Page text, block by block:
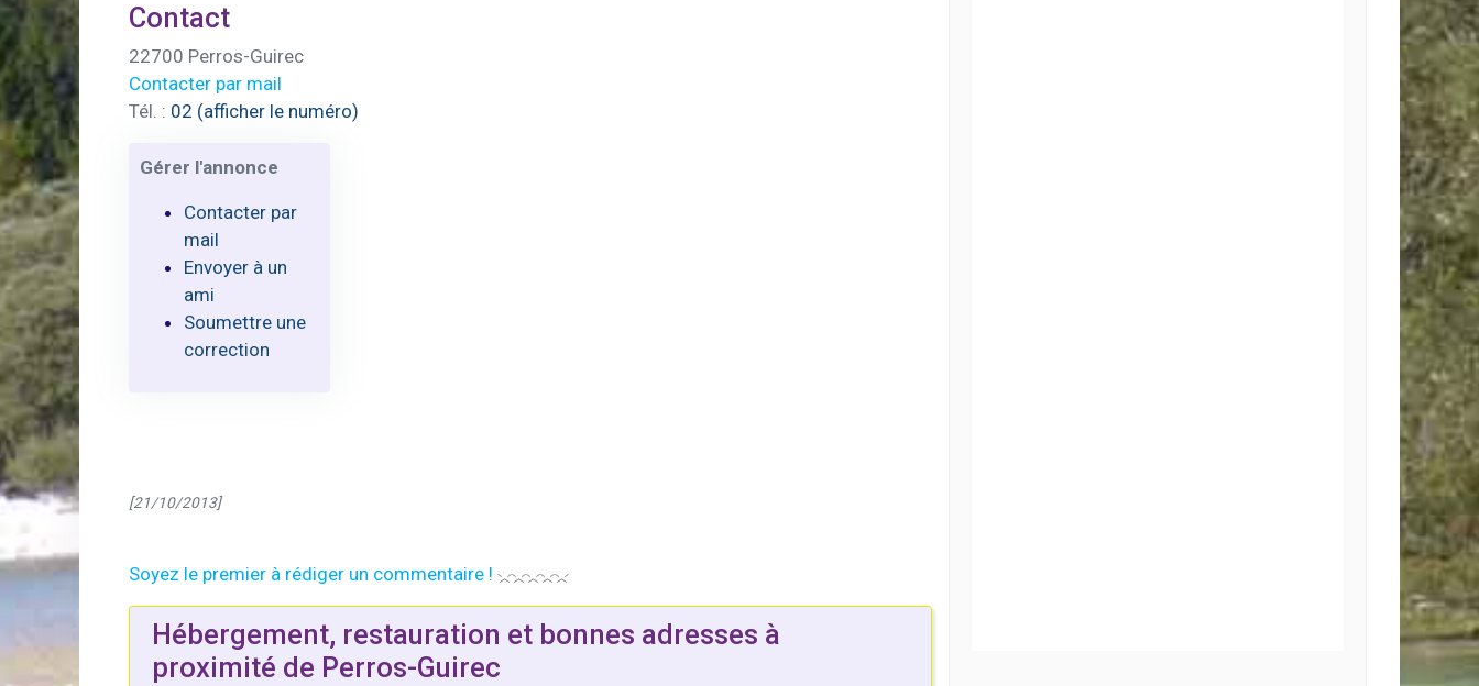
Contact
22700 Perros-Guirec
Contacter par mail
Tél. : 02 (afficher le numéro)
Gérer l'annonce
Contacter par
mail
Envoyer à un
ami
Soumettre une
correction
[21/10/2013]
Soyez le premier à rédiger un commentaire !
Hébergement, restauration et bonnes adresses à
proximité de Perros-Guirec